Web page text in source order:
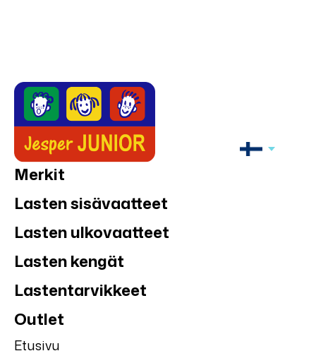
Merkit
Lasten sisävaatteet
Lasten ulkovaatteet
Lasten kengät
Lastentarvikkeet
Outlet
Etusivu